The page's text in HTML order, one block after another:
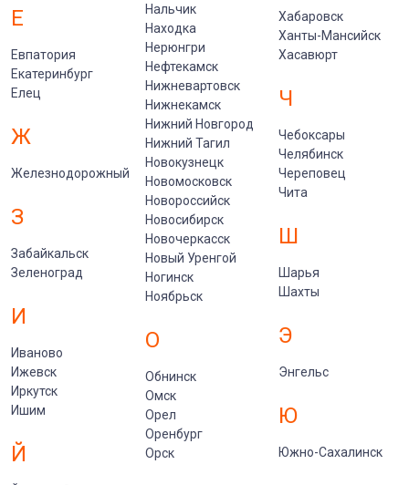
Е
Евпатория
Екатеринбург
Елец
Ж
Железнодорожный
З
Забайкальск
Зеленоград
И
Иваново
Ижевск
Иркутск
Ишим
Й
Нальчик
Находка
Нерюнгри
Нефтекамск
Нижневартовск
Нижнекамск
Нижний Новгород
Нижний Тагил
Новокузнецк
Новомосковск
Новороссийск
Новосибирск
Новочеркасск
Новый Уренгой
Ногинск
Ноябрьск
О
Обнинск
Омск
Орел
Оренбург
Орск
Хабаровск
Ханты-Мансийск
Хасавюрт
Ч
Чебоксары
Челябинск
Череповец
Чита
Ш
Шарья
Шахты
Э
Энгельс
Ю
Южно-Сахалинск